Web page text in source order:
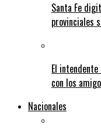
Santa Fe
provinciales
El
con los
Nacionales